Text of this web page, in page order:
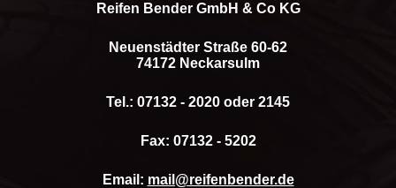
Reifen Bender GmbH & Co KG
Neuenstädter Straße 60-62
74172 Neckarsulm
Tel.: 07132 - 2020 oder 2145
Fax: 07132 - 5202
Email: mail@reifenbender.de